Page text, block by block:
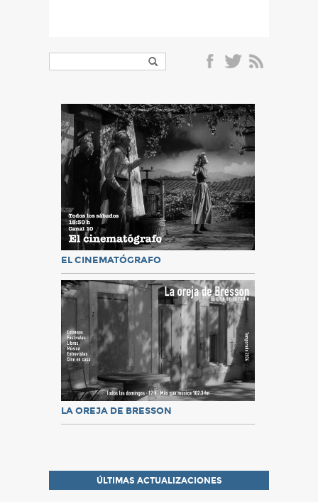
EL CINEMATÓGRAFO
LA OREJA DE BRESSON
ÚLTIMAS ACTUALIZACIONES